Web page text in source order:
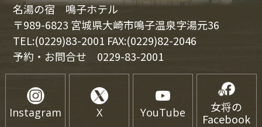
名湯の宿 鳴子ホテル
〒989-6823 宮城県大崎市鳴子温泉字湯元36
TEL:(0229)83-2001 FAX:(0229)82-2046
予約・お問合せ 0229-83-2001
Instagram X YouTube
女将の
Facebook